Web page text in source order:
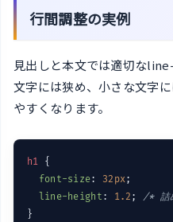
行間調整の実例
見出しと本文では適切な
文字には狭め、小さな文字
やすくなります。
h1 {
font-size: 32px;
line-height : 1.2 ; /* 詰
}